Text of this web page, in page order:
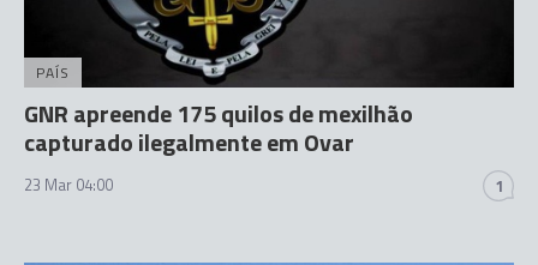
PAÍS
GNR apreende 175 quilos de mexilhão
capturado ilegalmente em Ovar
23 Mar 04:00 1